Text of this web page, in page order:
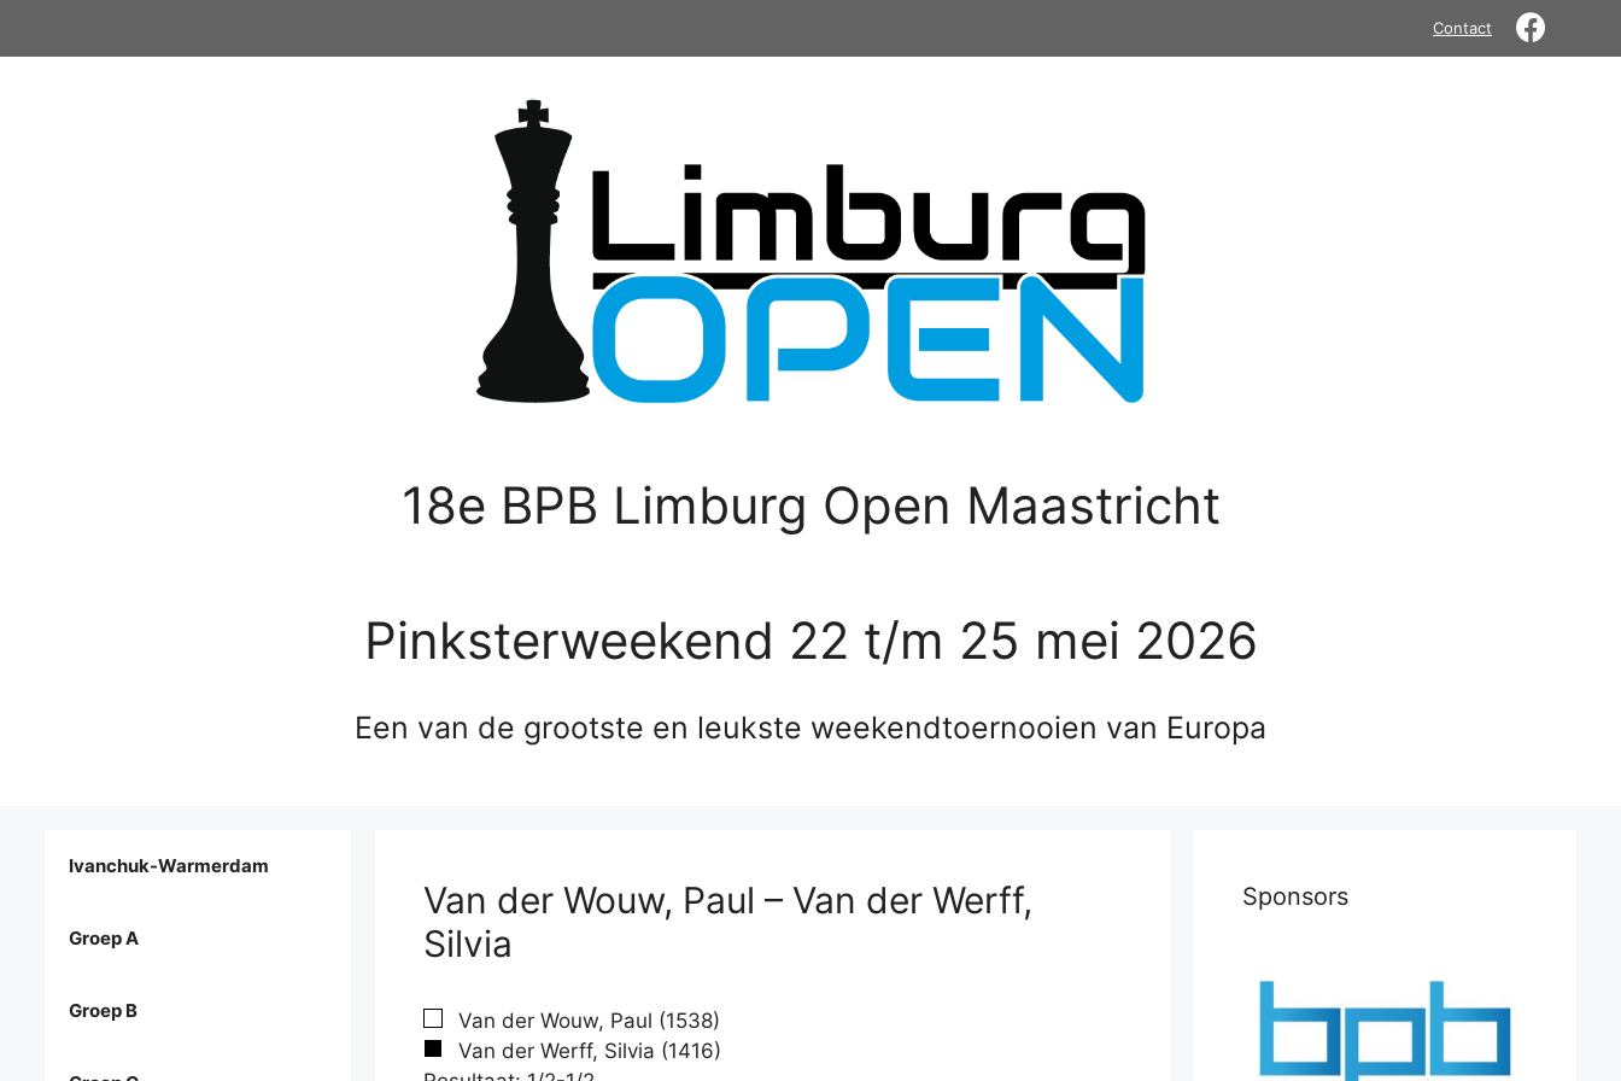
Contact
18e BPB Limburg Open Maastricht
Pinksterweekend 22 t/m 25 mei 2026
Een van de grootste en leukste weekendtoernooien van Europa
Van der Wouw, Paul – Van der Werff,
Silvia
Van der Wouw, Paul (1538)
Van der Werff, Silvia (1416)
Ivanchuk-Warmerdam
Groep A
Groep B
Sponsors